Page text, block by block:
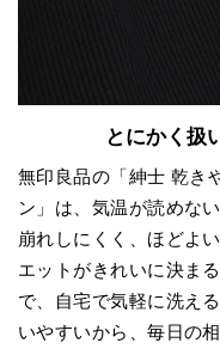
とにかく扱
無印良品の「紳士 乾き
ン」は、気温が読めな
崩れしにくく、ほどよ
エットがきれいに決ま
で、自宅で気軽に洗え
いやすいから、毎日の